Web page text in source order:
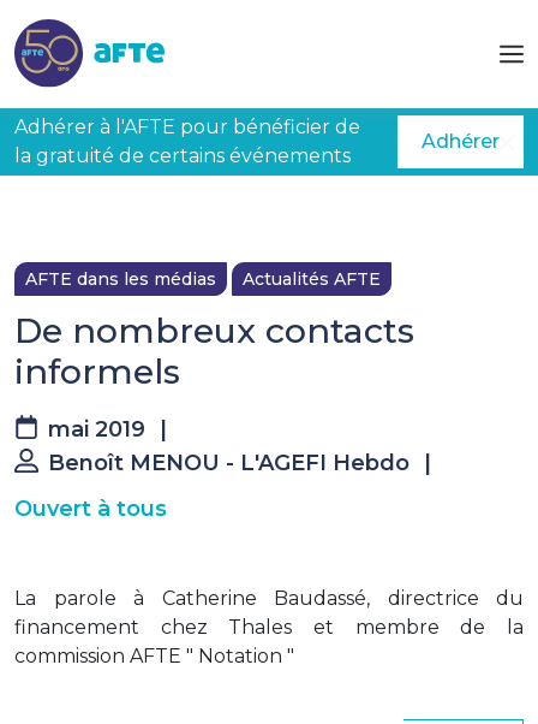
Adhérer à l'AFTE pour bénéficier de
la gratuité de certains événements
Adhérer
AFTE dans les médias Actualités AFTE
De nombreux contacts
informels
mai 2019
Benoît MENOU - L'AGEFI Hebdo
Ouvert à tous
La parole à Catherine Baudassé, directrice du
financement chez Thales et membre de la
commission AFTE " Notation "